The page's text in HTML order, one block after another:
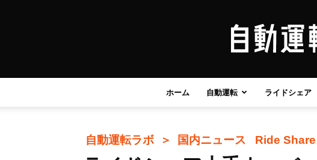
ホーム 自動運転 ライドシェア
自動運転ラボ ＞ 国内ニュース Ride Share